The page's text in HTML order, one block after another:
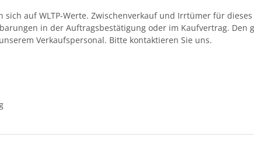
auf WLTP-Werte. Zwischenverkauf und Irrtümer für
in der Auftragsbestätigung oder im Kaufvertrag. Den
Verkaufspersonal. Bitte kontaktieren Sie uns.